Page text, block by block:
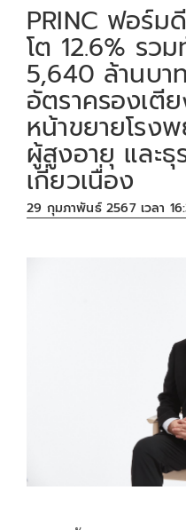
PRINC ฟอร์ม
โต 12.6% รว
5,640 ล้านบ
อัตราครองเตี
หน้าขยายโรง
ผู้สูงอายุ และ
เกี่ยวเนื่อง
29 กุมภาพันธ์ 2567 เวลา